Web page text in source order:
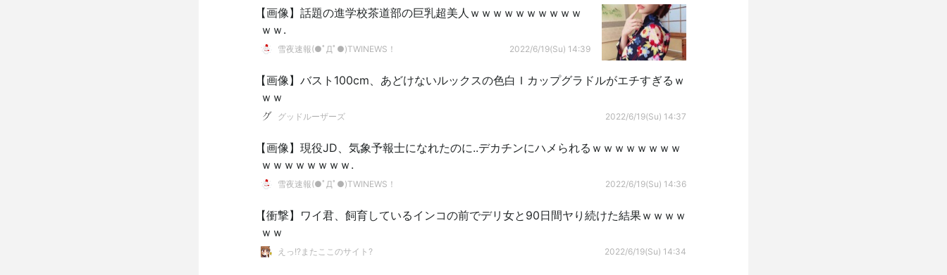
【画像】話題の進学校茶道部の巨乳超美人ｗｗｗｗｗｗｗｗｗｗ
ｗｗ.
雪夜速報(●ﾟДﾟ●)TWINEWS！ 2022/6/19(Su) 14:39
【画像】バスト100cm、あどけないルックスの色白Ｉカップグラドルがエチすぎるｗ
ｗｗ
グッドルーザーズ 2022/6/19(Su) 14:37
【画像】現役JD、気象予報士になれたのに..デカチンにハメられるｗｗｗｗｗｗｗｗ
ｗｗｗｗｗｗｗｗ.
雪夜速報(●ﾟДﾟ●)TWINEWS！ 2022/6/19(Su) 14:36
【衝撃】ワイ君、飼育しているインコの前でデリ女と90日間ヤり続けた結果ｗｗｗｗ
ｗｗ
えっ!?またここのサイト? 2022/6/19(Su) 14:34